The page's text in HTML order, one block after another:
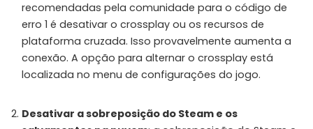
💎100% FREE to join
No subscription, no credit card required — ever
⚡Tricks BEFORE website
Get exclusive codes and strategies before anyone else
Temporary download keys — grab them fast, they expire
recomendadas pela comunidade para o código de
erro 1 é desativar o crossplay ou os recursos de
plataforma cruzada. Isso provavelmente aumenta a
conexão. A opção para alternar o crossplay está
localizada no menu de configurações do jogo.
Desativar a sobreposição do Steam e os